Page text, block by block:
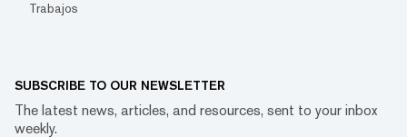
Trabajos
SUBSCRIBE TO OUR NEWSLETTER
The latest news, articles, and resources, sent to your inbox
weekly.